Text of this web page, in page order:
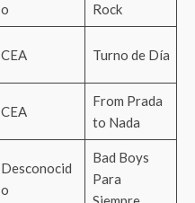
o
Rock
CEA Turno de Día
CEA
From Prada
to Nada
Desconocid
o
Bad Boys
Para